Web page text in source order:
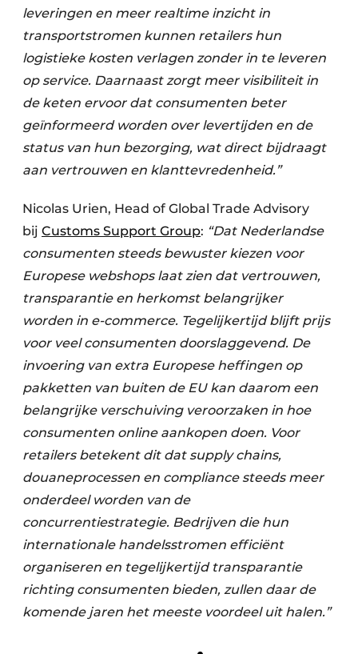
leveringen en meer realtime inzicht in
transportstromen kunnen retailers hun
logistieke kosten verlagen zonder in te leveren
op service. Daarnaast zorgt meer visibiliteit in
de keten ervoor dat consumenten beter
geïnformeerd worden over levertijden en de
status van hun bezorging, wat direct bijdraagt
aan vertrouwen en klanttevredenheid.”
Nicolas Urien, Head of Global Trade Advisory
bij Customs Support Group: “Dat Nederlandse
consumenten steeds bewuster kiezen voor
Europese webshops laat zien dat vertrouwen,
transparantie en herkomst belangrijker
worden in e-commerce. Tegelijkertijd blijft prijs
voor veel consumenten doorslaggevend. De
invoering van extra Europese heffingen op
pakketten van buiten de EU kan daarom een
belangrijke verschuiving veroorzaken in hoe
consumenten online aankopen doen. Voor
retailers betekent dit dat supply chains,
douaneprocessen en compliance steeds meer
onderdeel worden van de
concurrentiestrategie. Bedrijven die hun
internationale handelsstromen efficiënt
organiseren en tegelijkertijd transparantie
richting consumenten bieden, zullen daar de
komende jaren het meeste voordeel uit halen.”